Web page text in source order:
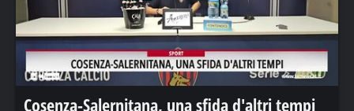
Cosenza-Salernitana, una sfida d'altri tempi